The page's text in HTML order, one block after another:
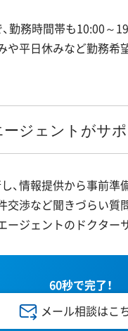
勤務時間帯も10:00～
平日休みなど勤務希
ージェントがサ
、情報提供から事前準
渉など聞きづらい質
ージェントのドクター
60秒で完了！
メール相談はこ